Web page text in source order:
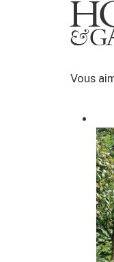
Vous